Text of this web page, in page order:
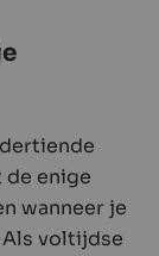
de enige
wanneer je
voltijdse